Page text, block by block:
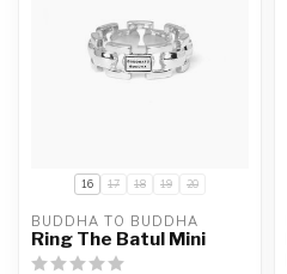
16 17 18 19 20
BUDDHA TO BUDDHA
Ring The Batul Mini